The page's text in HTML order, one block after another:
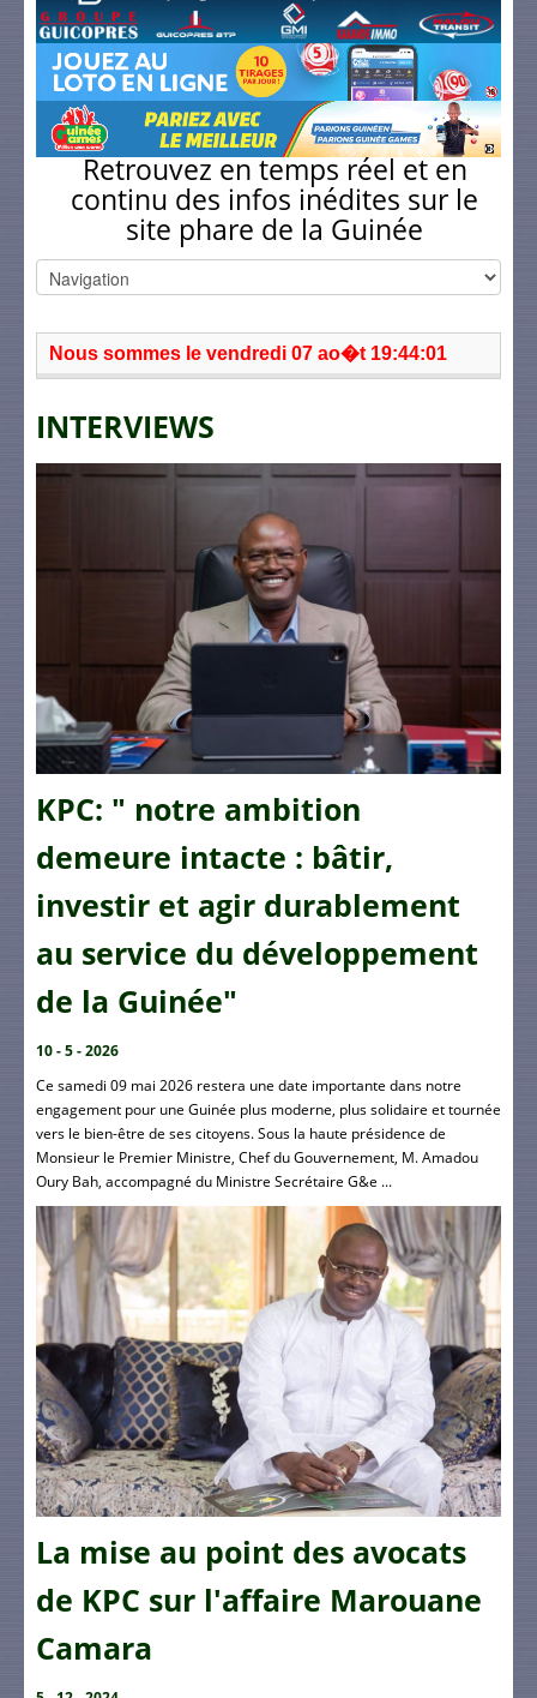
Retrouvez en temps réel et en
continu des infos inédites sur le
site phare de la Guinée
Nous sommes le vendredi 07 ao�t 19:44:01
INTERVIEWS
KPC: " notre ambition
demeure intacte : bâtir,
investir et agir durablement
au service du développement
de la Guinée"
10 - 5 - 2026
Ce samedi 09 mai 2026 restera une date importante dans notre
engagement pour une Guinée plus moderne, plus solidaire et tournée
vers le bien-être de ses citoyens. Sous la haute présidence de
Monsieur le Premier Ministre, Chef du Gouvernement, M. Amadou
Oury Bah, accompagné du Ministre Secrétaire G&e ...
La mise au point des avocats
de KPC sur l'affaire Marouane
Camara